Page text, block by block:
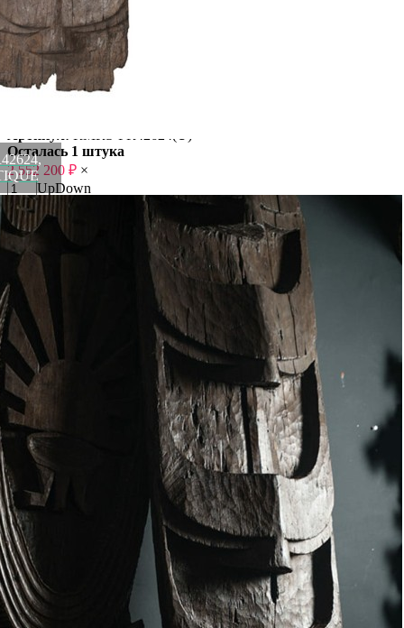
Категория Мебель и аксессуары
Штрихкод 10241844
Бренд
ROOMERS ANTIQUE
Рассказать друзьям!
Осталась 1 штука
2 552 200 ₽ ×
UpDown
Купить
Информация о доставке
Эль-Монте
Прочее
Служба доставки СДЭК
Рассчитываем стоимость доставки...
Самовывоз
ПВЗ СДЭК
Рассчитываем стоимость доставки...
Преимущества для клиентов
Закзать в интернет-магазине
Вступайте в ряды довольных клиентов! Создавайте
Вашу территорию уюта!
Мы доставим ваш заказ курьером по Москве и Санкт-
Петербургу или службой доставки по всей России.
Оплата
Оплатите заказ банковской картой, электронными
деньгами или наличными в ближайшем платежном
терминале или наличными.
Позвоните менеджеру по телефону или оформите заказ
через корзину